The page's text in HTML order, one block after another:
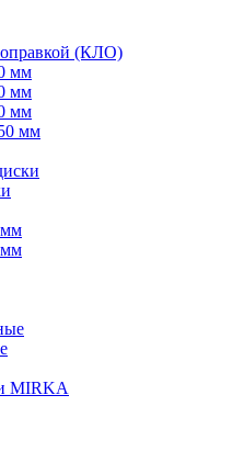
оправкой (КЛО)
мм
мм
мм
мм
MIRKA